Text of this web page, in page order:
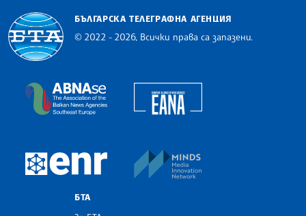
БЪЛГАРСКА ТЕЛЕГРАФНА АГЕНЦИЯ
© 2022 - 2026, Всички права са запазени.
The Assocoation of the Balkan News Agencies
European Newsroom
БТА